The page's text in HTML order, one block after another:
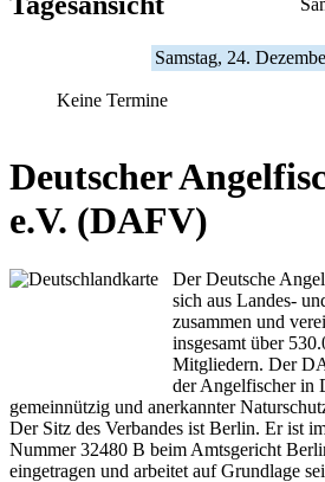
Samstag, 24.
Keine Termine
Deutscher
e.V. (DAFV)
Der Deutsche
sich aus Landes-
zusammen und
insgesamt über
Mitgliedern. Der
der Angelfischer in
gemeinnützig und anerkannter
Der Sitz des Verbandes ist Berlin. Er ist
Nummer 32480 B beim Amtsgericht
eingetragen und arbeitet auf Grundlage